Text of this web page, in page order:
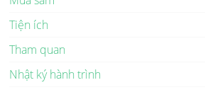
Tiện ích
Tham quan
Nhật ký hành trình